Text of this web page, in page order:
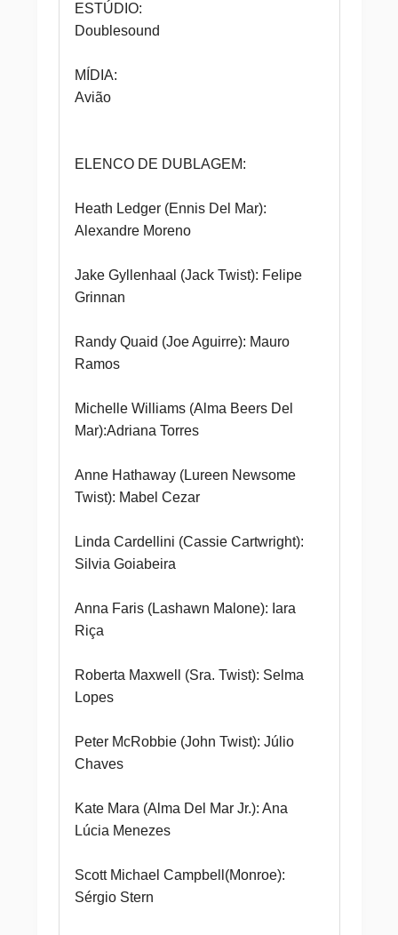
ESTÚDIO:
Doublesound
MÍDIA:
Avião
ELENCO DE DUBLAGEM:
Heath Ledger (Ennis Del Mar):
Alexandre Moreno
Jake Gyllenhaal (Jack Twist): Felipe
Grinnan
Randy Quaid (Joe Aguirre): Mauro
Ramos
Michelle Williams (Alma Beers Del
Mar):Adriana Torres
Anne Hathaway (Lureen Newsome
Twist): Mabel Cezar
Linda Cardellini (Cassie Cartwright):
Silvia Goiabeira
Anna Faris (Lashawn Malone): Iara
Riça
Roberta Maxwell (Sra. Twist): Selma
Lopes
Peter McRobbie (John Twist): Júlio
Chaves
Kate Mara (Alma Del Mar Jr.): Ana
Lúcia Menezes
Scott Michael Campbell(Monroe):
Sérgio Stern